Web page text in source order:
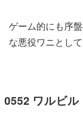
ゲーム的にも序
な悪役ワニとし
0552 ワルビル